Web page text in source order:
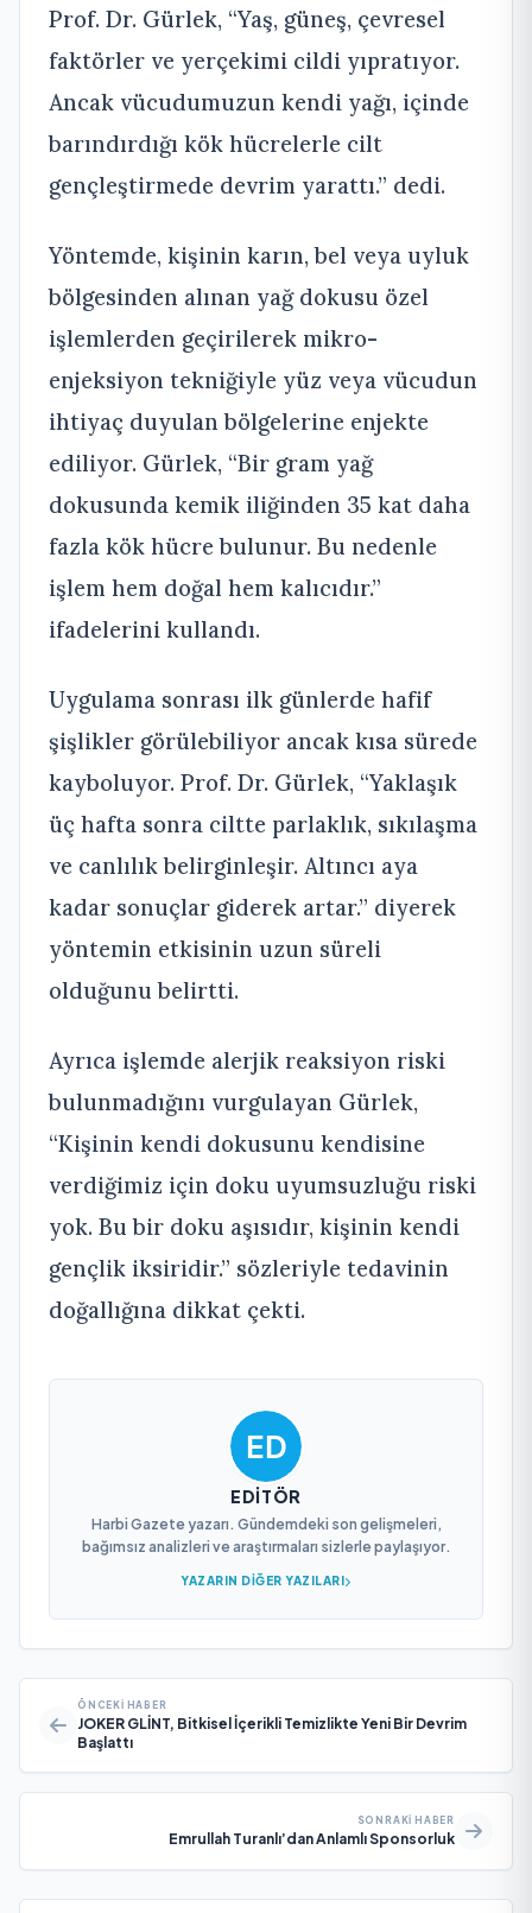
Prof. Dr. Gürlek, “Yaş, güneş, çevresel
faktörler ve yerçekimi cildi yıpratıyor.
Ancak vücudumuzun kendi yağı, içinde
barındırdığı kök hücrelerle cilt
gençleştirmede devrim yarattı.” dedi.
Yöntemde, kişinin karın, bel veya uyluk
bölgesinden alınan yağ dokusu özel
işlemlerden geçirilerek mikro-
enjeksiyon tekniğiyle yüz veya vücudun
ihtiyaç duyulan bölgelerine enjekte
ediliyor. Gürlek, “Bir gram yağ
dokusunda kemik iliğinden 35 kat daha
fazla kök hücre bulunur. Bu nedenle
işlem hem doğal hem kalıcıdır.”
ifadelerini kullandı.
Uygulama sonrası ilk günlerde hafif
şişlikler görülebiliyor ancak kısa sürede
kayboluyor. Prof. Dr. Gürlek, “Yaklaşık
üç hafta sonra ciltte parlaklık, sıkılaşma
ve canlılık belirginleşir. Altıncı aya
kadar sonuçlar giderek artar.” diyerek
yöntemin etkisinin uzun süreli
olduğunu belirtti.
Ayrıca işlemde alerjik reaksiyon riski
bulunmadığını vurgulayan Gürlek,
“Kişinin kendi dokusunu kendisine
verdiğimiz için doku uyumsuzluğu riski
yok. Bu bir doku aşısıdır, kişinin kendi
gençlik iksiridir.” sözleriyle tedavinin
doğallığına dikkat çekti.
EDITÖR
Harbi Gazete yazarı. Gündemdeki son gelişmeleri,
bağımsız analizleri ve araştırmaları sizlerle paylaşıyor.
YAZARIN DIĞER YAZILARI
ÖNCEKI HABER
JOKER GLİNT, Bitkisel İçerikli Temizlikte Yeni Bir Devrim
Başlattı
SONRAKI HABER
Emrullah Turanlı’dan Anlamlı Sponsorluk